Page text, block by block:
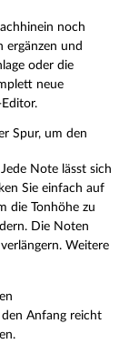
noch
ergänzen und
oder die
neue
Spur, um den
Note lässt sich
Sie einfach auf
die Tonhöhe zu
Die Noten
Weitere
Anfang reicht